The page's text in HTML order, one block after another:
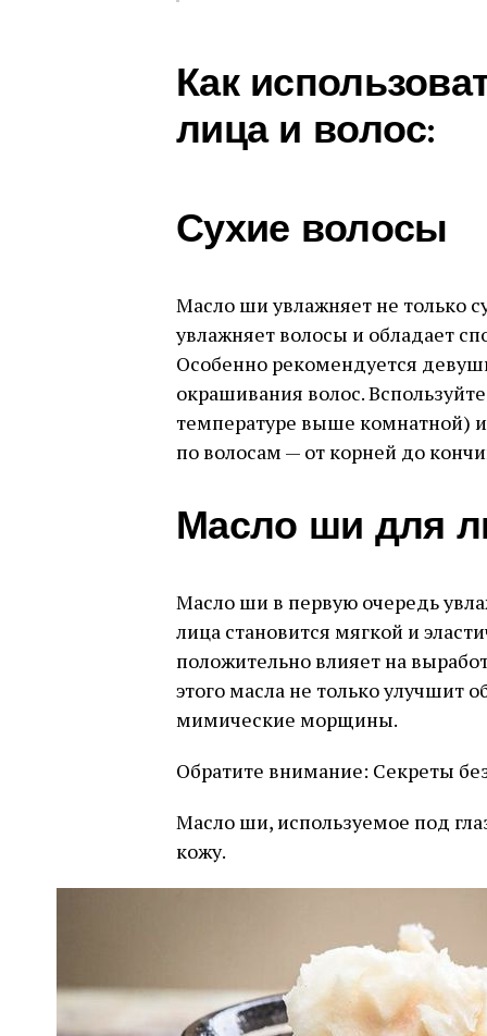
Как
лица и волос:
Сухие волосы
Масло ши увлажняет не только
увлажняет волосы и обладает
Особенно рекомендуется
окрашивания волос.
температуре выше комнатной)
по волосам — от корней до
Масло ши для
Масло ши в первую очередь
лица становится мягкой и
положительно влияет на
этого масла не только улучшит
мимические морщины.
Обратите внимание: Секреты
Масло ши, используемое под
кожу.